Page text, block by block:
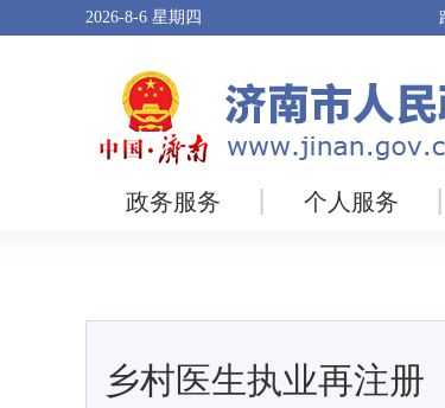
2026-8-6 星期四
政务服务 个人服务
乡村医生执业再注册